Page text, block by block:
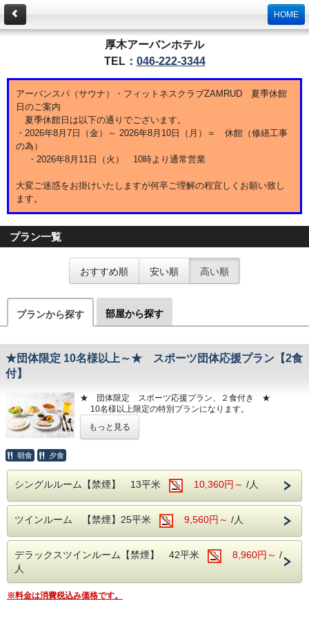
HOME
厚木アーバンホテル
TEL： 046-222-3344
アーバンスパ（サウナ）・フィットネスクラブZAMRUD 夏季休館
日のご案内
夏季休館日は以下の通りでございます。
・2026年8月7日（金）～ 2026年8月10日（月）＝ 休館（修繕工事
の為）
・2026年8月11日（火） 10時より通常営業
大変ご迷惑をお掛けいたしますが何卒ご理解の程宜しくお願い致し
ます。
プラン一覧
おすすめ順 安い順 高い順
プランから探す 部屋から探す
★団体限定 10名様以上～★ スポーツ団体応援プラン【2食
付】
★ 団体限定 スポーツ応援プラン、２食付き ★
10名様以上限定の特別プランになります。
スポーツ団体の大会、イベント、遠征の前泊等に是非ご利
★夕食＆朝食は1Fレストランになります。
朝食：6時45分～9時迄
☆1Fレストラン貸し切りにて対応
☆夕食後のミーティングも可能です（最大2時間
迄） 要予約
★大型バスの駐車が可能（有料＝3,780～5,500円）要
★クーラーボックス 氷 無料（3ケース）まで
★館内、コインランドリーあり
もっと見る
朝食 夕食
シングルルーム【禁煙】 13平米 10,360円～ /人
ツインルーム 【禁煙】25平米 9,560円～ /人
デラックスツインルーム【禁煙】 42平米 8,960円～ /
人
※料金は消費税込み価格です。